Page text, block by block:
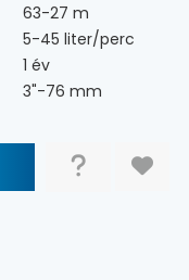
63-27 m
5-45 liter/perc
1 év
3"-76 mm